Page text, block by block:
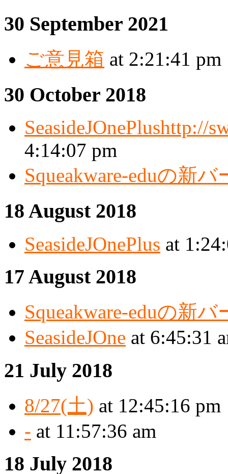
30 September 2021
ご意見箱 at 2:21:41 pm
30 October 2018
SeasideJOnePlushttp://
4:14:07 pm
Squeakware-eduの新
18 August 2018
SeasideJOnePlus at
17 August 2018
Squeakware-eduの新
SeasideJOne at 6:45:31
21 July 2018
8/27(土) at 12:45:16 pm
- at 11:57:36 am
18 July 2018